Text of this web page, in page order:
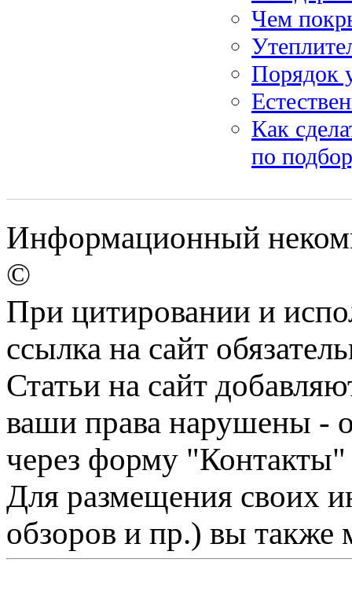
Чем
Порядок
Как
по
Информационный
©
При цитировании и
ссылка на сайт
Статьи на сайт
ваши права нарушены -
через форму "Контакты"
Для размещения своих
обзоров и пр.) вы также